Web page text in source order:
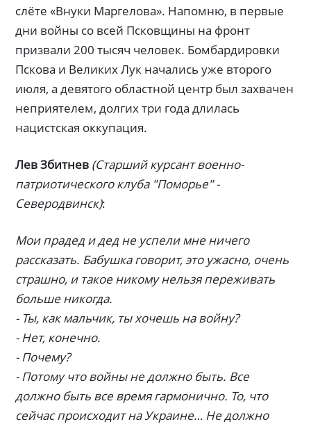
слёте «Внуки Маргелова». Напомню, в первые
дни войны со всей Псковщины на фронт
призвали 200 тысяч человек. Бомбардировки
Пскова и Великих Лук начались уже второго
июля, а девятого областной центр был захвачен
неприятелем, долгих три года длилась
нацистская оккупация.
Лев Збитнев (Старший курсант военно-
патриотического клуба "Поморье" -
Северодвинск):
Мои прадед и дед не успели мне ничего
рассказать. Бабушка говорит, это ужасно, очень
страшно, и такое никому нельзя переживать
больше никогда.
- Ты, как мальчик, ты хочешь на войну?
- Нет, конечно.
- Почему?
- Потому что войны не должно быть. Все
должно быть все время гармонично. То, что
сейчас происходит на Украине… Не должно